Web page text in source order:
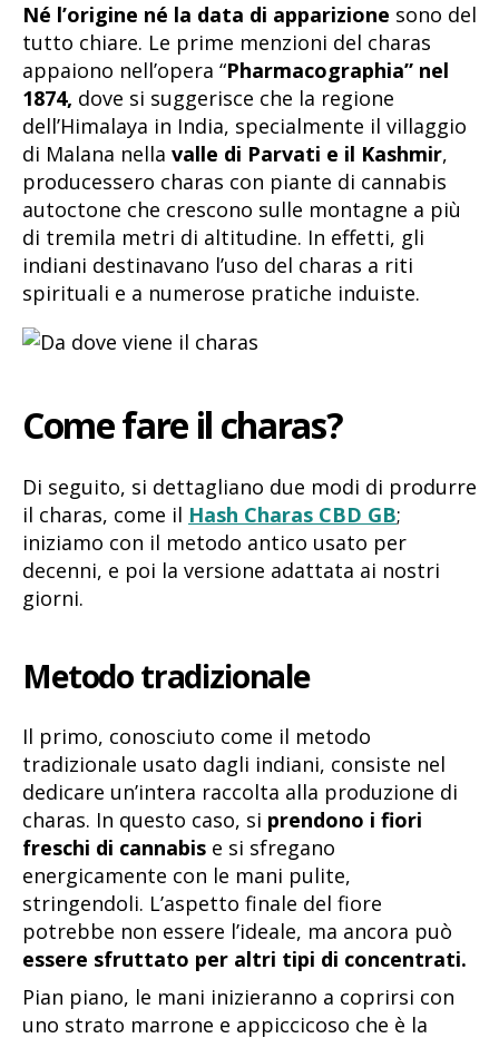
Né l’origine né la data di apparizione sono del
tutto chiare. Le prime menzioni del charas
appaiono nell’opera “Pharmacographia” nel
1874, dove si suggerisce che la regione
dell’Himalaya in India, specialmente il villaggio
di Malana nella valle di Parvati e il Kashmir,
producessero charas con piante di cannabis
autoctone che crescono sulle montagne a più
di tremila metri di altitudine. In effetti, gli
indiani destinavano l’uso del charas a riti
spirituali e a numerose pratiche induiste.
Come fare il charas?
Di seguito, si dettagliano due modi di produrre
il charas, come il Hash Charas CBD GB;
iniziamo con il metodo antico usato per
decenni, e poi la versione adattata ai nostri
giorni.
Metodo tradizionale
Il primo, conosciuto come il metodo
tradizionale usato dagli indiani, consiste nel
dedicare un’intera raccolta alla produzione di
charas. In questo caso, si prendono i fiori
freschi di cannabis e si sfregano
energicamente con le mani pulite,
stringendoli. L’aspetto finale del fiore
potrebbe non essere l’ideale, ma ancora può
essere sfruttato per altri tipi di concentrati.
Pian piano, le mani inizieranno a coprirsi con
uno strato marrone e appiccicoso che è la